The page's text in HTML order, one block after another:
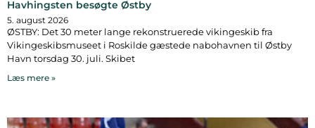
Havhingsten besøgte Østby
5. august 2026
ØSTBY: Det 30 meter lange rekonstruerede vikingeskib fra
Vikingeskibsmuseet i Roskilde gæstede nabohavnen til Østby
Havn torsdag 30. juli. Skibet
Læs mere »